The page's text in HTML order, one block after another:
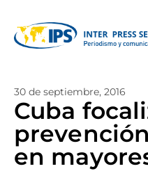
30 de septiembre, 2016
Cuba
en